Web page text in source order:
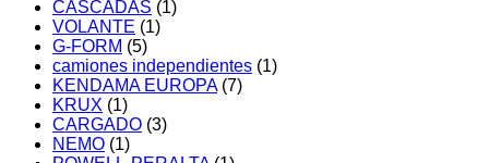
CASCADAS (1)
VOLANTE (1)
G-FORM (5)
camiones independientes (1)
KENDAMA EUROPA (7)
KRUX (1)
CARGADO (3)
NEMO (1)